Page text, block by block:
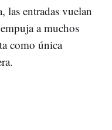
las entradas vuelan
a muchos
como única